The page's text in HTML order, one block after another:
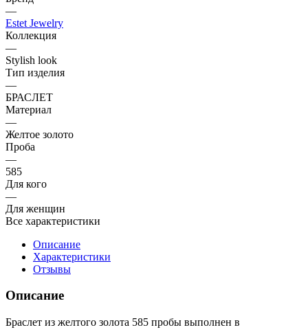
—
Estet Jewelry
Коллекция
—
Stylish look
Тип изделия
—
БРАСЛЕТ
Материал
—
Желтое золото
Проба
—
585
Для кого
—
Для женщин
Все характеристики
Описание
Характеристики
Отзывы
Описание
Браслет из желтого золота 585 пробы выполнен в